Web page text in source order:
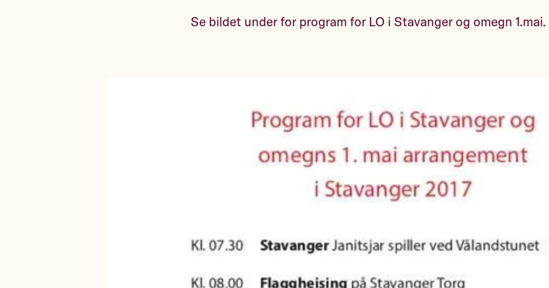
Se bildet under for program for LO i Stavanger og omegn 1.mai.